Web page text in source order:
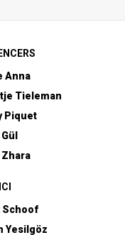
Anna
Tieleman
Piquet
Zhara
Schoof
Yesilgöz